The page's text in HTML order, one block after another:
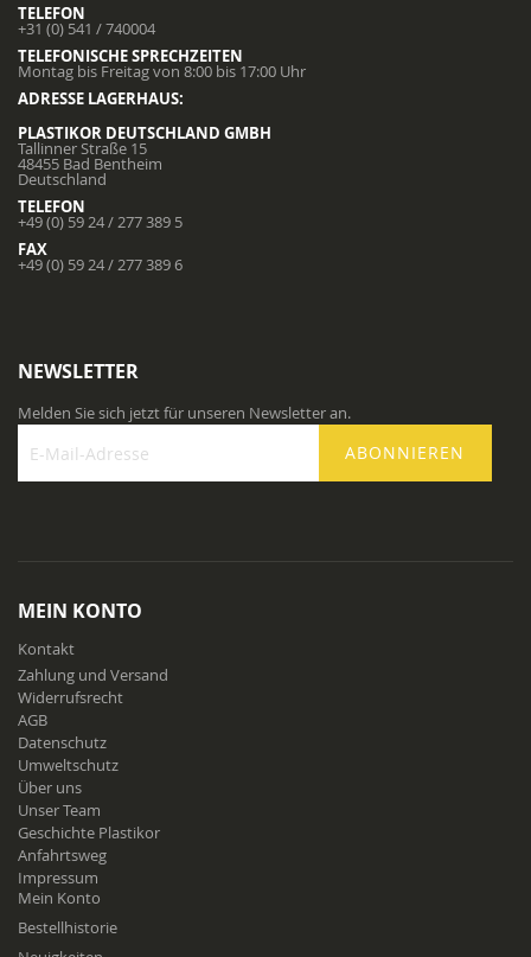
TELEFON
+31 (0) 541 / 740004
TELEFONISCHE SPRECHZEITEN
Montag bis Freitag von 8:00 bis 17:00 Uhr
ADRESSE LAGERHAUS:
PLASTIKOR DEUTSCHLAND GMBH
Tallinner Straße 15
48455 Bad Bentheim
Deutschland
TELEFON
+49 (0) 59 24 / 277 389 5
FAX
+49 (0) 59 24 / 277 389 6
NEWSLETTER
Melden Sie sich jetzt für unseren Newsletter an.
Newsletter
ABONNIEREN
MEIN KONTO
Kontakt
Zahlung und Versand
Widerrufsrecht
AGB
Datenschutz
Umweltschutz
Über uns
Unser Team
Geschichte Plastikor
Anfahrtsweg
Impressum
Mein Konto
Bestellhistorie